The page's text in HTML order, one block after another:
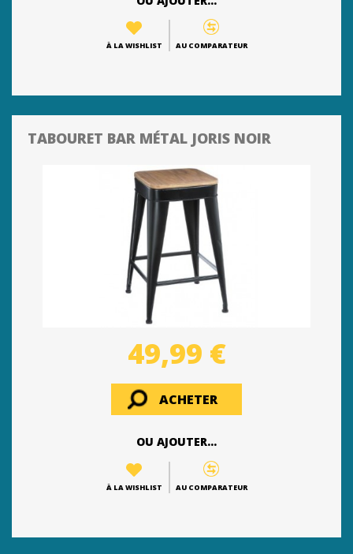
À LA WISHLIST AU COMPARATEUR
TABOURET BAR MÉTAL JORIS NOIR
49,99 €
ACHETER
OU AJOUTER...
À LA WISHLIST AU COMPARATEUR